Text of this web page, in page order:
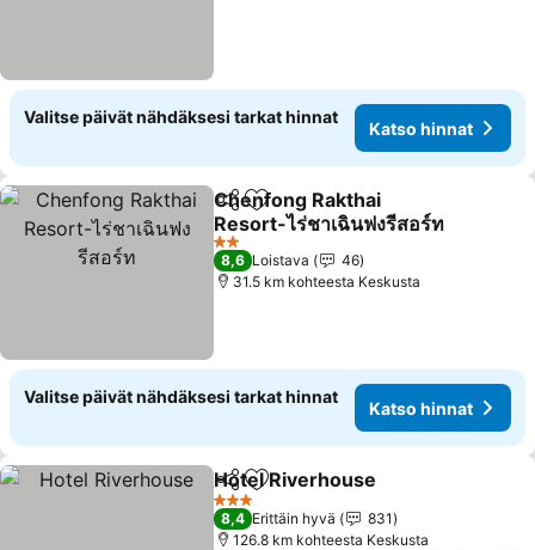
Valitse päivät nähdäksesi tarkat hinnat
Katso hinnat
Jaa Lisää suosikkeihin
Chenfong Rakthai
Resort-ไร่ชาเฉินฟงรีสอร์ท
2 Tähtiluokitus
8,6 Loistava
46
31.5 km kohteesta Keskusta
Valitse päivät nähdäksesi tarkat hinnat
Katso hinnat
Jaa Lisää suosikkeihin
Hotel Riverhouse
3 Tähtiluokitus
8,4 Erittäin hyvä
831
126.8 km kohteesta Keskusta